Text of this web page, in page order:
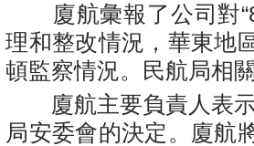
廈航彙報了公司對
理和整改情況，華東地
頓監察情況。民航局相
廈航主要負責人表示,
局安委會的決定。廈航